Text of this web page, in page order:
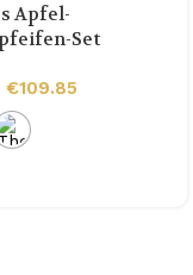
Apfel-
Set
€109.85